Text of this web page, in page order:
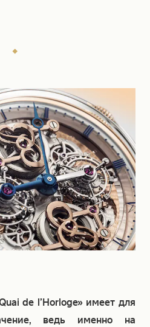
de l’Horloge» имеет для
ведь именно на